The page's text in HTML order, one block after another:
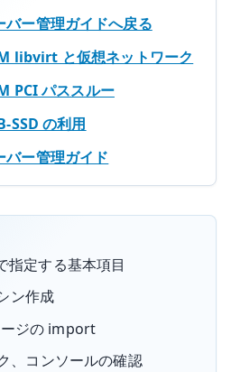
ー管理ガイドへ戻る
libvirt と仮想ネットワーク
PCI パススルー
SSD の利用
ー管理ガイド
指定する基本項目
ン作成
ジの import
、コンソールの確認